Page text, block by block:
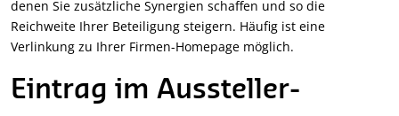
denen Sie zusätzliche Synergien schaffen und so die
Reichweite Ihrer Beteiligung steigern. Häufig ist eine
Verlinkung zu Ihrer Firmen-Homepage möglich.
Eintrag im Aussteller-